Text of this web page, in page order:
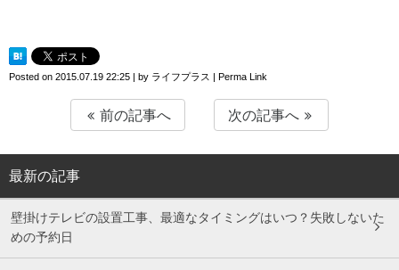
Posted on 2015.07.19 22:25 | by ライフプラス | Perma Link
前の記事へ 次の記事へ
最新の記事
壁掛けテレビの設置工事、最適なタイミングはいつ？失敗しないた
めの予約日